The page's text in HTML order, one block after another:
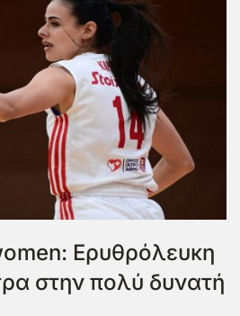
Ερυθρόλευκη
στην πολύ δυνατή